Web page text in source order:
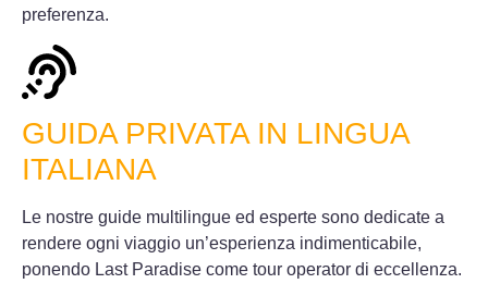
preferenza.
GUIDA PRIVATA IN LINGUA
ITALIANA
Le nostre guide multilingue ed esperte sono dedicate a
rendere ogni viaggio un’esperienza indimenticabile,
ponendo Last Paradise come tour operator di eccellenza.